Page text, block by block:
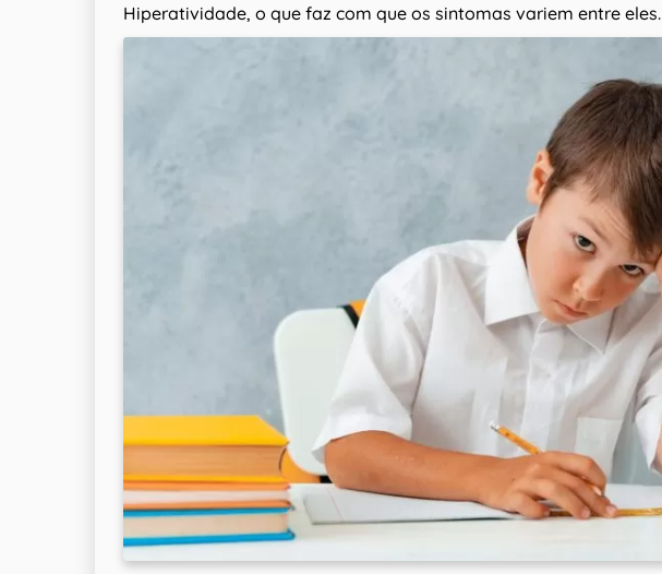
Hiperatividade, o que faz com que os sintomas variem entre eles.